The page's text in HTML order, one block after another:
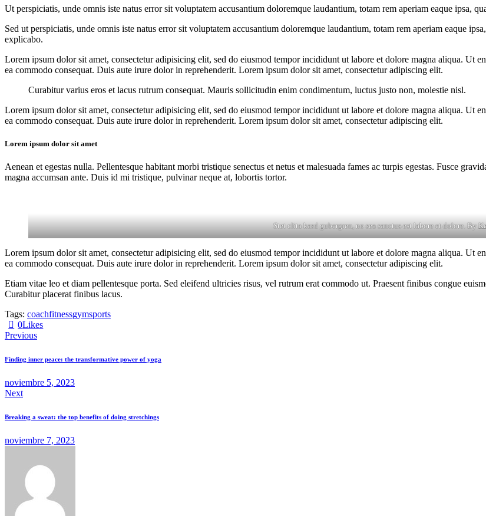
Ut perspiciatis, unde omnis iste natus error sit voluptatem accusantium doloremque laudantium, totam rem aperiam eaque ipsa,
Sed ut perspiciatis, unde omnis iste natus error sit voluptatem accusantium doloremque laudantium, totam rem aperiam eaque
explicabo.
Lorem ipsum dolor sit amet, consectetur adipisicing elit, sed do eiusmod tempor incididunt ut labore et dolore magna aliqua. Ut
ea commodo consequat. Duis aute irure dolor in reprehenderit. Lorem ipsum dolor sit amet, consectetur adipiscing elit.
Curabitur varius eros et lacus rutrum consequat. Mauris sollicitudin enim condimentum, luctus justo non, molestie nisl.
Lorem ipsum dolor sit amet, consectetur adipisicing elit, sed do eiusmod tempor incididunt ut labore et dolore magna aliqua. Ut
ea commodo consequat. Duis aute irure dolor in reprehenderit. Lorem ipsum dolor sit amet, consectetur adipiscing elit.
Lorem ipsum dolor sit amet
Aenean et egestas nulla. Pellentesque habitant morbi tristique senectus et netus et malesuada fames ac turpis egestas. Fusce
magna accumsan ante. Duis id mi tristique, pulvinar neque at, lobortis tortor.
Stet clita kasd gubergren, no sea sanctus est labore et dolore. By
Lorem ipsum dolor sit amet, consectetur adipisicing elit, sed do eiusmod tempor incididunt ut labore et dolore magna aliqua. Ut
ea commodo consequat. Duis aute irure dolor in reprehenderit. Lorem ipsum dolor sit amet, consectetur adipiscing elit.
Etiam vitae leo et diam pellentesque porta. Sed eleifend ultricies risus, vel rutrum erat commodo ut. Praesent finibus congue
Curabitur placerat finibus lacus.
Tags: coachfitnessgymsports
0Likes
Previous
Finding inner peace: the transformative power of yoga
noviembre 5, 2023
Next
Breaking a sweat: the top benefits of doing stretchings
noviembre 7, 2023